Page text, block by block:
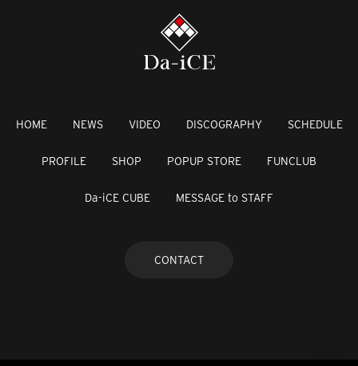
HOME NEWS VIDEO DISCOGRAPHY SCHEDULE
PROFILE SHOP POPUP STORE FUNCLUB
Da-iCE CUBE MESSAGE to STAFF
CONTACT